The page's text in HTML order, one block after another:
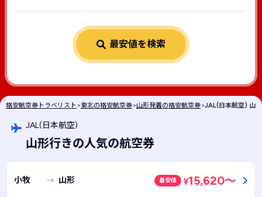
最安値を検索
格安航空券トラベリスト >東北の格安航空券>山形発着の格安航空券>JAL(日本航空) 山
JAL(日本航空)
山形行きの人気の航空券
小牧 山形 最安値 ¥15,620～